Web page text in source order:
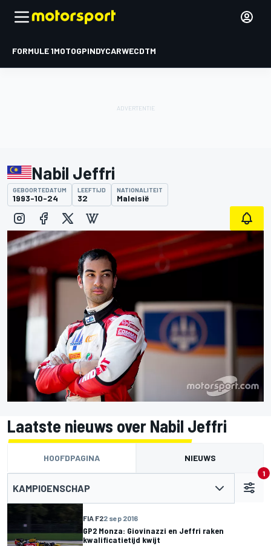
FORMULE 1MOTOGPINDYCARWECDTM
Nabil Jeffri
GEBOORTEDATUM
1993-10-24
LEEFTIJD
32
NATIONALITEIT
Maleisië
Laatste nieuws over Nabil Jeffri
HOOFDPAGINA NIEUWS
KAMPIOENSCHAP
1
FIA F22 sep 2016
GP2 Monza: Giovinazzi en Jeffri raken
kwalificatietijd kwijt